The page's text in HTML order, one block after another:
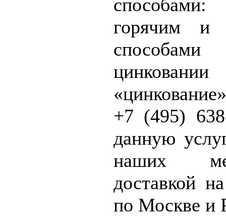
горячим и
способами
+7 (495)
данную
наших
доставкой
по Москве и